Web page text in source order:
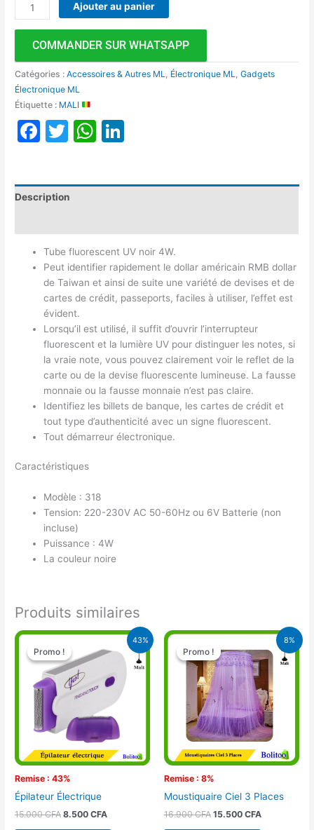
Ajouter au panier
COMMANDER SUR WHATSAPP
Catégories :Accessoires & Autres ML, Électronique ML,Gadgets
Électronique ML
Étiquette : MALI
Facebook
TwitterWhatsApp
Description
Tube fluorescent UV noir 4W.
Peut identifier rapidement le dollar américain RMB dollar
de Taiwan et ainsi de suite une variété de devises et de
cartes de crédit, passeports, faciles à utiliser, l’effet est
évident.
Lorsqu’il est utilisé, il suffit d’ouvrir l’interrupteur
fluorescent et la lumière UV pour distinguer les notes, si
la vraie note, vous pouvez clairement voir le reflet de la
carte ou de la devise fluorescente lumineuse. La fausse
monnaie ou la fausse monnaie n’est pas claire.
Identifiez les billets de banque, les cartes de crédit et
tout type d’authenticité avec un signe fluorescent.
Tout démarreur électronique.
Caractéristiques
Modèle : 318
Tension: 220-230V AC 50-60Hz ou 6V Batterie (non
incluse)
Puissance : 4W
La couleur noire
Produits similaires
43%
Promo !
Remise : 43%
Promo !
Épilateur Électrique
15.000CFA
Le
prix
initial
était :
15.000 CFA.
8.500CFA
Le
actuel
8.500 CFA.
8%
Promo !
Remise : 8%
Promo !
Moustiquaire Ciel 3 Places
16.900CFA
Le
prix
initial
était :
16.900 CFA.
15.500 CFA
Le
prix
actuel
15.500 CFA.